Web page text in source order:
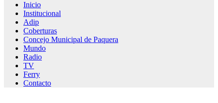
Inicio
Institucional
Adip
Coberturas
Concejo Municipal de Paquera
Mundo
Radio
TV
Ferry
Contacto